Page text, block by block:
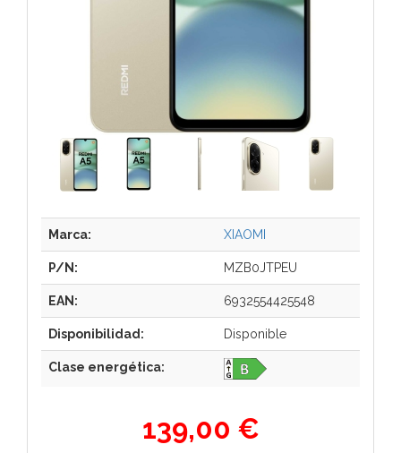
Marca: XIAOMI
P/N: MZB0JTPEU
EAN: 6932554425548
Disponibilidad: Disponible
Clase energética:
139,00 €